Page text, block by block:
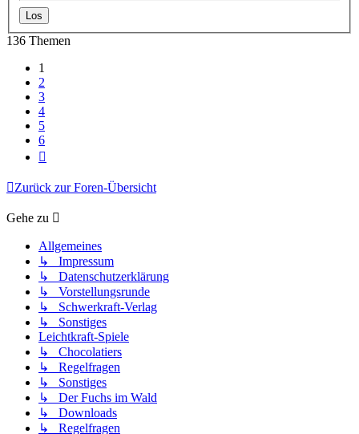
136 Themen
1
2
3
4
5
6
Zurück zur Foren-Übersicht
Gehe zu
Allgemeines
↳ Impressum
↳ Datenschutzerklärung
↳ Vorstellungsrunde
↳ Schwerkraft-Verlag
↳ Sonstiges
Leichtkraft-Spiele
↳ Chocolatiers
↳ Regelfragen
↳ Sonstiges
↳ Der Fuchs im Wald
↳ Downloads
↳ Regelfragen